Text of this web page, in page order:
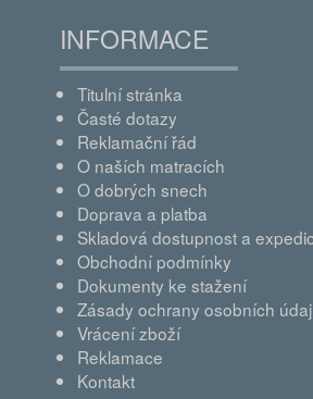
INFORMACE
Titulní stránka
Časté dotazy
Reklamační řád
O naších matracích
O dobrých snech
Doprava a platba
Skladová dostupnost a
Obchodní podmínky
Dokumenty ke stažení
Zásady ochrany osobních
Vrácení zboží
Reklamace
Kontakt